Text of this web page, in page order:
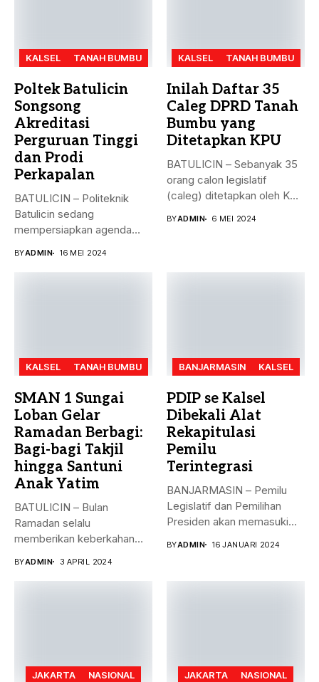
KALSEL TANAH BUMBU
Poltek Batulicin
Songsong
Akreditasi
Perguruan Tinggi
dan Prodi
Perkapalan
BATULICIN – Politeknik
Batulicin sedang
mempersiapkan agenda
BYADMIN 16 MEI 2024
KALSEL TANAH BUMBU
Inilah Daftar 35
Caleg DPRD Tanah
Bumbu yang
Ditetapkan KPU
BATULICIN – Sebanyak 35
orang calon legislatif
(caleg) ditetapkan oleh KPU
BYADMIN 6 MEI 2024
KALSEL TANAH BUMBU
SMAN 1 Sungai
Loban Gelar
Ramadan Berbagi:
Bagi-bagi Takjil
hingga Santuni
Anak Yatim
BATULICIN – Bulan
Ramadan selalu
memberikan keberkahan
BYADMIN 3 APRIL 2024
BANJARMASIN KALSEL
PDIP se Kalsel
Dibekali Alat
Rekapitulasi
Pemilu
Terintegrasi
BANJARMASIN – Pemilu
Legislatif dan Pemilihan
Presiden akan memasuki
BYADMIN 16 JANUARI 2024
JAKARTA NASIONAL JAKARTA NASIONAL